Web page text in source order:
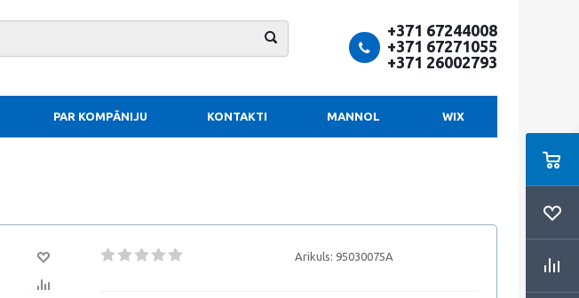
+371 67244008
+371 67271055
+371 26002793
PAR KOMPĀNIJU KONTAKTI MANNOL WIX
Arikuls: 95030075A